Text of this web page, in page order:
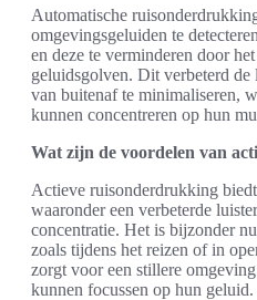
Automatische
omgevingsgeluiden te
en deze te verminderen door
geluidsgolven. Dit verbeterd
van buitenaf te minimaliseren,
kunnen concentreren op hun
Wat zijn de voordelen van
Actieve ruisonderdrukking
waaronder een verbeterde
concentratie. Het is bijzonder
zoals tijdens het reizen of in
zorgt voor een stillere
kunnen focussen op hun geluid.